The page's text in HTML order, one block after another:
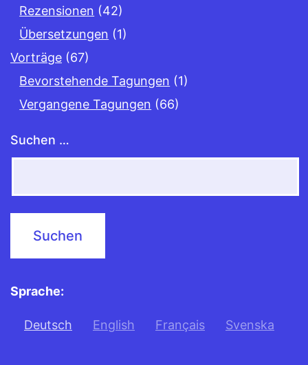
Rezensionen (42)
Übersetzungen (1)
Vorträge (67)
Bevorstehende Tagungen (1)
Vergangene Tagungen (66)
Suchen …
Sprache:
Deutsch English Français Svenska